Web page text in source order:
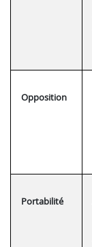
Opposition
Portabilité